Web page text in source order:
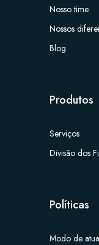
Nosso time
Nossos
Blog
Produtos
Serviços
Divisão dos
Políticas
Modo de